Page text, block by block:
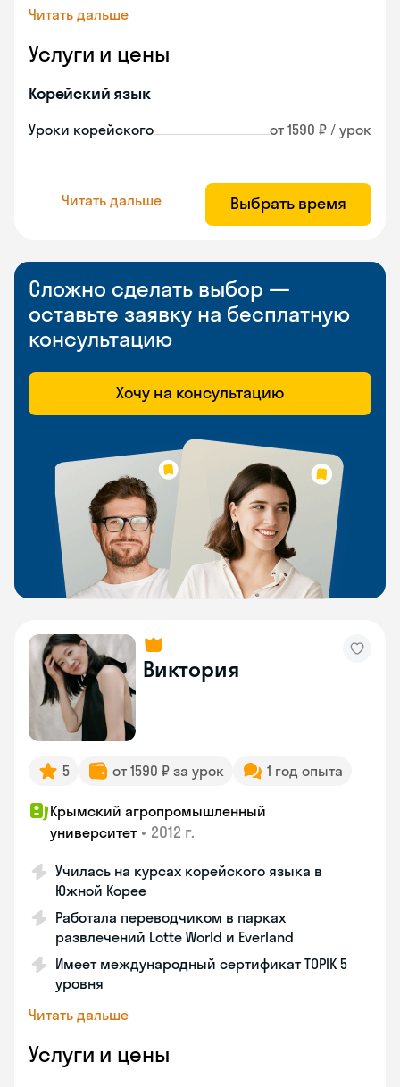
Читать дальше
Услуги и цены
Корейский язык
Уроки корейского от 1590 ₽ / урок
Читать дальше Выбрать время
Сложно сделать выбор —
оставьте заявку на бесплатную
консультацию
Хочу на консультацию
Виктория
5 от 1590 ₽ за урок 1 год опыта
Крымский агропромышленный
университет • 2012 г.
Училась на курсах корейского языка в
Южной Корее
Работала переводчиком в парках
развлечений Lotte World и Everland
Имеет международный сертификат TOPIK 5
уровня
Читать дальше
Услуги и цены